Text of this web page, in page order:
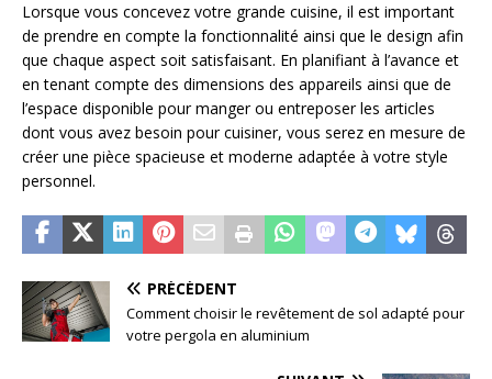
Lorsque vous concevez votre grande cuisine, il est important
de prendre en compte la fonctionnalité ainsi que le design afin
que chaque aspect soit satisfaisant. En planifiant à l’avance et
en tenant compte des dimensions des appareils ainsi que de
l’espace disponible pour manger ou entreposer les articles
dont vous avez besoin pour cuisiner, vous serez en mesure de
créer une pièce spacieuse et moderne adaptée à votre style
personnel.
PRÉCÉDENT
Comment choisir le revêtement de sol adapté pour
votre pergola en aluminium